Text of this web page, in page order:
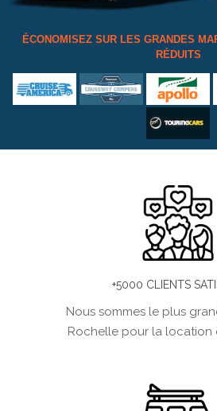
ÉCONOMISEZ SUR LES GRANDES
RÉDUITS
+5000 CLIENTS
Nous sommes le plus
Rochelle pour la location